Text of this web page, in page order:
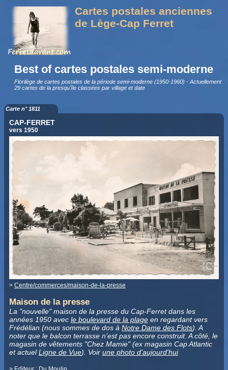
Cartes postales anciennes
de Lège-Cap Ferret
Best of cartes postales semi-moderne
Florilège de cartes postales de la période semi-moderne (1950-1960) - Actuellement
29 cartes de la presqu'île classées par village et date
Carte n° 1811
CAP-FERRET
vers 1950
> Centre/commerces/maison-de-la-presse
Maison de la presse
La "nouvelle" maison de la presse du Cap-Ferret dans les
années 1950 avec le boulevard de la plage en regardant vers
Frédélian (nous sommes de dos à Notre Dame des Flots). A
noter que le balcon terrasse n'est pas encore construit. A côté, le
magasin de vêtements "Chez Mamie" (ex magasin Cap Atlantic
et actuelLigne de Vue). Voir une photo d'aujourd'hui